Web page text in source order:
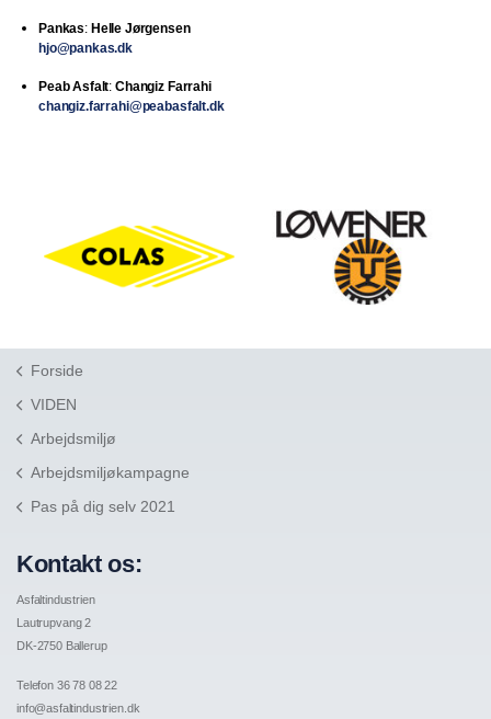
Pankas: Helle Jørgensen
hjo@pankas.dk
Peab Asfalt: Changiz Farrahi
changiz.farrahi@peabasfalt.dk
Forside
VIDEN
Arbejdsmiljø
Arbejdsmiljøkampagne
Pas på dig selv 2021
Kontakt os:
Asfaltindustrien
Lautrupvang 2
DK-2750 Ballerup
Telefon 36 78 08 22
info@asfaltindustrien.dk